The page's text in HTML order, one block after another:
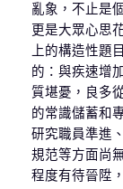
亂象，不止是
更是大眾心思
上的構造性題
的：與疾速增
質堪憂，良多
的常識儲蓄和
研究職員準進
規范等方面尚
程度有待晉陞